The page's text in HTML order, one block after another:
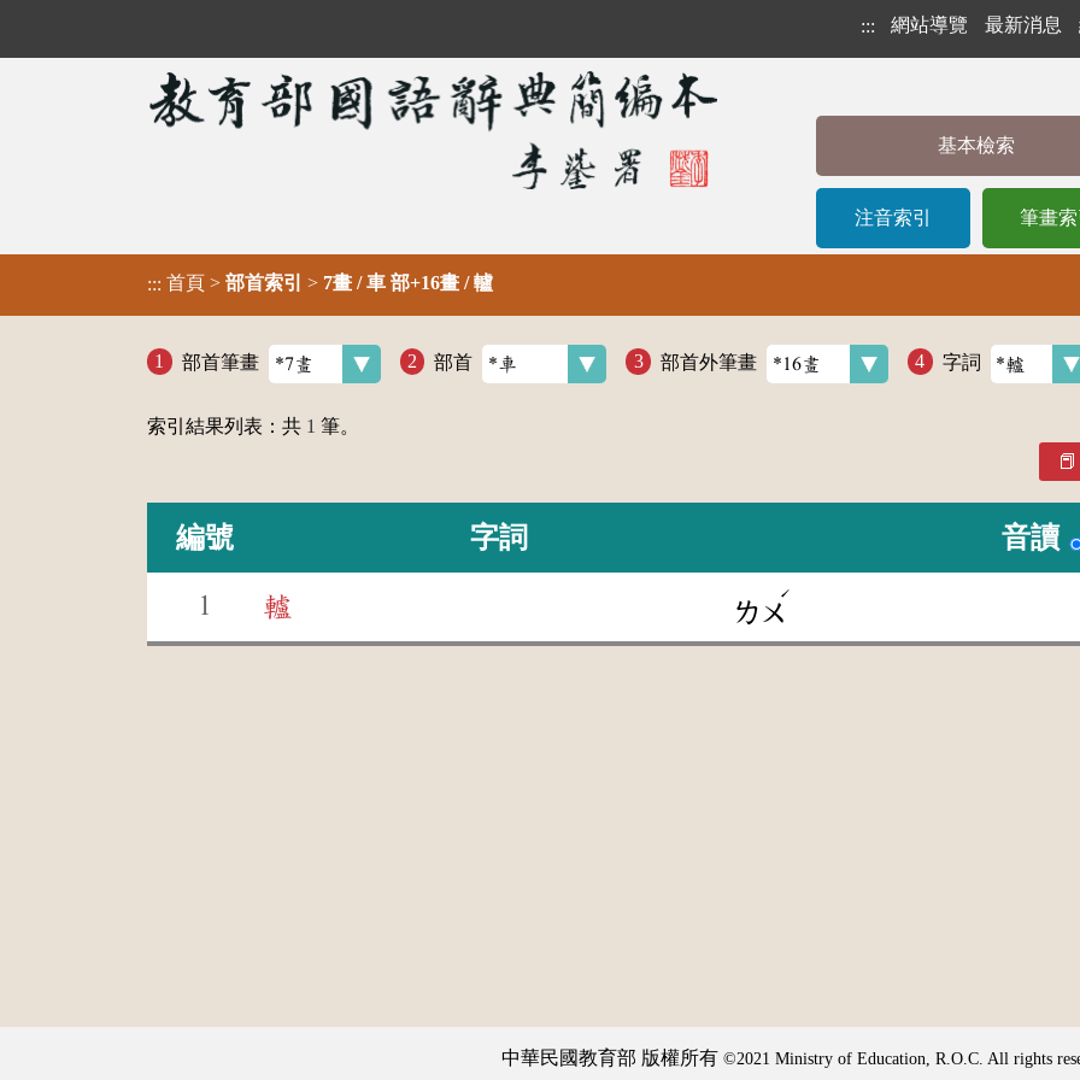
::: 網站導覽 最新消息
基本檢索
注音索引 筆畫索
::: 首頁 > 部首索引 > 7畫 / 車 部+16畫 / 轤
部首筆畫 部首 部首外筆畫 字詞
索引結果列表：共 1 筆。
編號 字詞 音讀
1 轤 ㄌㄨ
ˊ
中華民國教育部 版權所有 ©2021 Ministry of Education, R.O.C. All rights